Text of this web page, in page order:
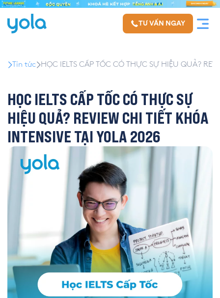
TƯ VẤN NGAY
Tin tức HỌC IELTS CẤP TỐC CÓ THỰC SỰ HIỆU QUẢ?
HỌC IELTS CẤP TỐC CÓ THỰC SỰ
HIỆU QUẢ? REVIEW CHI TIẾT KHÓA
INTENSIVE TẠI YOLA 2026